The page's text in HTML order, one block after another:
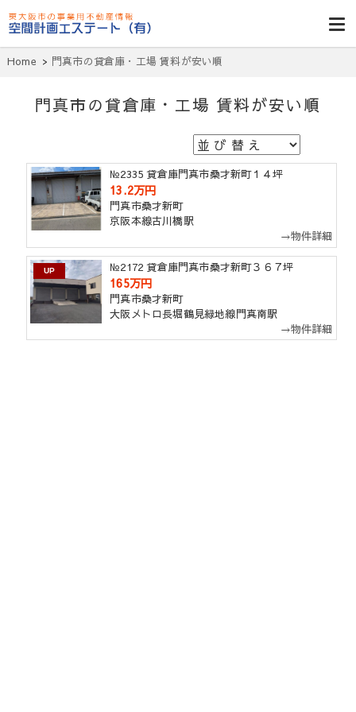
東大阪貸倉
庫・貸し工
場・賃貸事務
所・空室一
エステート
Home 門真市の貸倉庫・工場 賃料が安い順
門真市の貸倉庫・工場 賃料が安い順
№2335 貸倉庫門真市桑才新町１４坪
13.2万円
門真市桑才新町
京阪本線古川橋駅
→物件詳細
UP №2172 貸倉庫門真市桑才新町３６７坪
165万円
門真市桑才新町
大阪メトロ長堀鶴見緑地線門真南駅
→物件詳細